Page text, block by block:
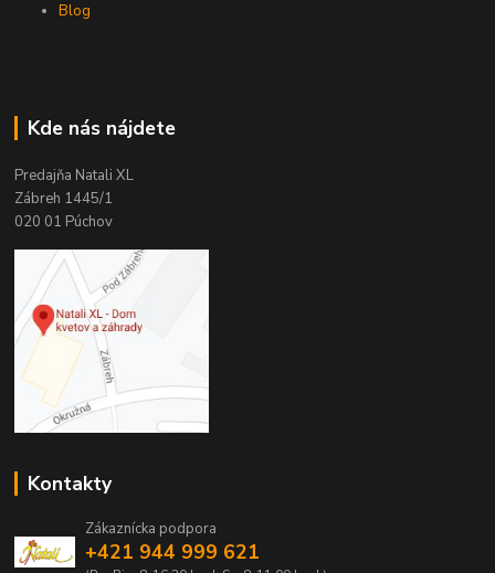
Blog
Kde nás nájdete
Predajňa Natali XL
Zábreh 1445/1
020 01 Púchov
Kontakty
Zákaznícka podpora
+421 944 999 621